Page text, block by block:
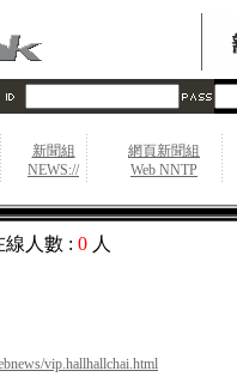
新聞組
NEWS://
網頁新聞組
Web NNTP
人數 : 0 人
vip.hallhallchai.html